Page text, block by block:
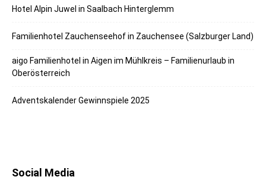
Hotel Alpin Juwel in Saalbach Hinterglemm
Familienhotel Zauchenseehof in Zauchensee (Salzburger Land)
aigo Familienhotel in Aigen im Mühlkreis – Familienurlaub in
Oberösterreich
Adventskalender Gewinnspiele 2025
Social Media